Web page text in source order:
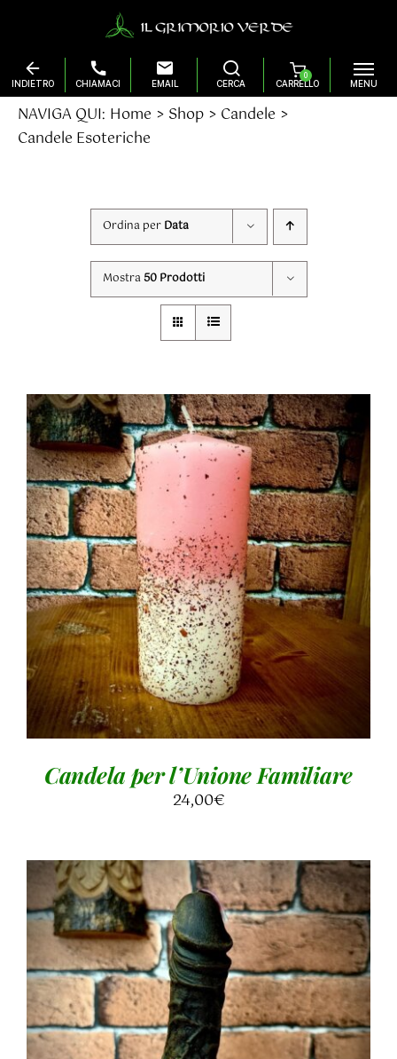
SaltaNAVIGA QUI: Home Shop
Candele
Candele Esoteriche
Ordina per Data
Mostra50 Prodotti
AGGIUNGI AL CARRELLO / DETTAGLI
Candela per l’Unione Familiare
24,00€
AGGIUNGI AL CARRELLO / DETTAGLI
0